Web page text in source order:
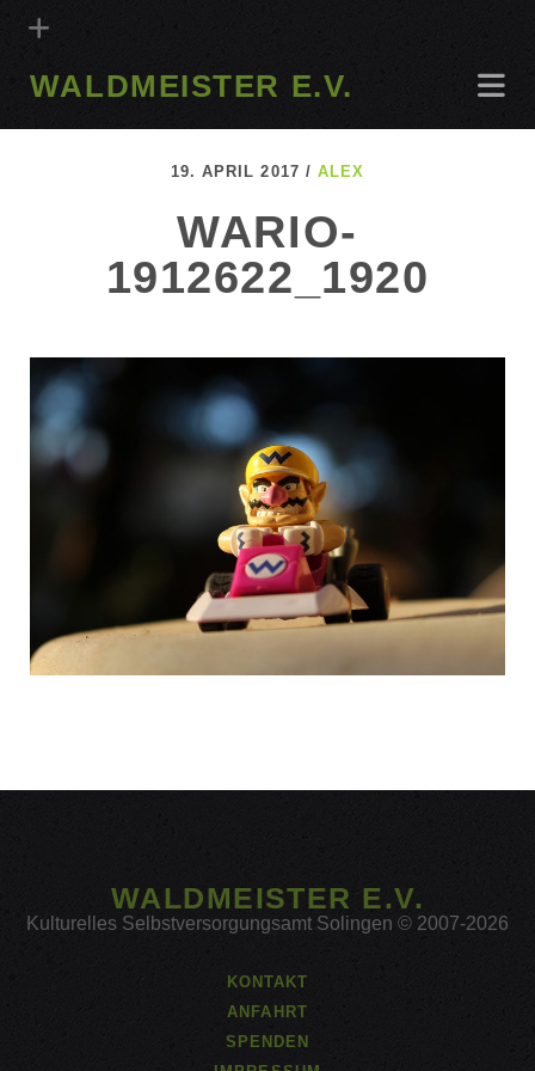
WALDMEISTER E.V.
19. APRIL 2017 / ALEX
WARIO-
1912622_1920
WALDMEISTER E.V.
Kulturelles Selbstversorgungsamt Solingen © 2007-2026
KONTAKT
ANFAHRT
SPENDEN